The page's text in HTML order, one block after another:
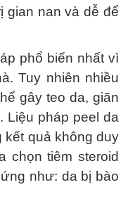
gian nan và dễ để
phổ biến nhất vì
Tuy nhiên nhiều
gây teo da, giãn
Liệu pháp peel da
quả không duy
chọn tiêm steroid
như: da bị bào